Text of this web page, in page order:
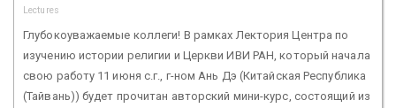
Lectures
Глубокоуважаемые коллеги! В рамках Лектория Центра по
изучению истории религии и Церкви ИВИ РАН, который начала
свою работу 11 июня с.г., г-ном Ань Дэ (Китайская Республика
(Тайвань)) будет прочитан авторский мини-курс, состоящий из